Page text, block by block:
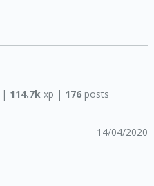
| 114.7k xp | 176 posts
14/04/2020